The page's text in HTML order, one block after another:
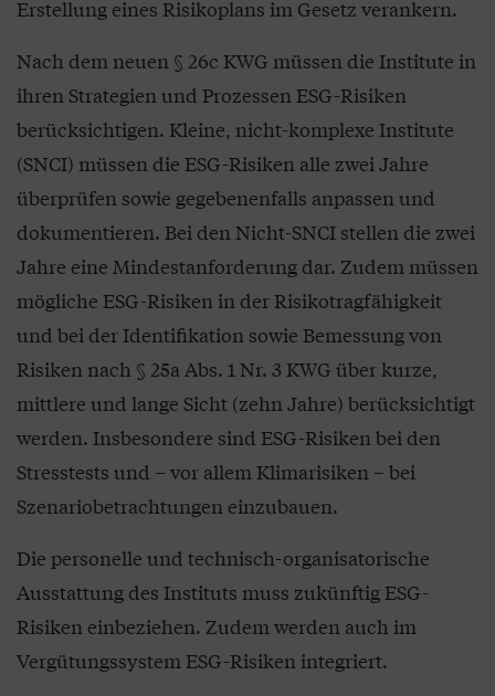
Erstellung eines Risikoplans im Gesetz verankern.
Nach dem neuen § 26c KWG müssen die Institute in
ihren Strategien und Prozessen ESG-Risiken
berücksichtigen. Kleine, nicht-komplexe Institute
(SNCI) müssen die ESG-Risiken alle zwei Jahre
überprüfen sowie gegebenenfalls anpassen und
dokumentieren. Bei den Nicht-SNCI stellen die zwei
Jahre eine Mindestanforderung dar. Zudem müssen
mögliche ESG-Risiken in der Risikotragfähigkeit
und bei der Identifikation sowie Bemessung von
Risiken nach § 25a Abs. 1 Nr. 3 KWG über kurze,
mittlere und lange Sicht (zehn Jahre) berücksichtigt
werden. Insbesondere sind ESG-Risiken bei den
Stresstests und – vor allem Klimarisiken – bei
Szenariobetrachtungen einzubauen.
Die personelle und technisch-organisatorische
Ausstattung des Instituts muss zukünftig ESG-
Risiken einbeziehen. Zudem werden auch im
Vergütungssystem ESG-Risiken integriert.